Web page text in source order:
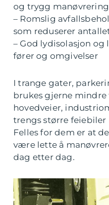
og trygg
– Romslig
som reduserer
– God lydisolasjon og
fører og omgivelser
I trange gater,
brukes gjerne mindre
hovedveier,
trengs større feiebiler
Felles for dem er at
være lette å
dag etter dag.